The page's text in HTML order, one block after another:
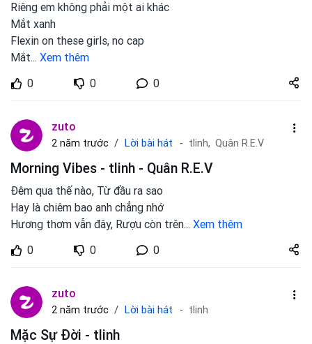
Riêng em không phải một ai khác
Mắt xanh
Flexin on these girls, no cap
Mắt... Xem thêm
0
0 0
Share
zuto.vn
zuto
2 năm trước Lời bài hát tlinh, Quân R.E.V
Morning Vibes - tlinh - Quân R.E.V
Đêm qua thế nào, Từ đầu ra sao
Hay là chiêm bao anh chẳng nhớ
Hương thơm vẫn đây, Rượu còn trên... Xem thêm
0
0 0
Share
zuto.vn
zuto
2 năm trước Lời bài hát tlinh
Mặc Sự Đời - tlinh